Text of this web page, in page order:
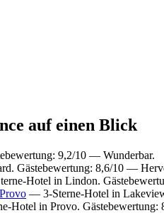
auf einen Blick
9,2/10 — Wunderbar.
Gästebewertung: 8,6/10 —
Hotel in Lindon.
— 3-Sterne-Hotel in
Hotel in Provo. Gästebewertung: